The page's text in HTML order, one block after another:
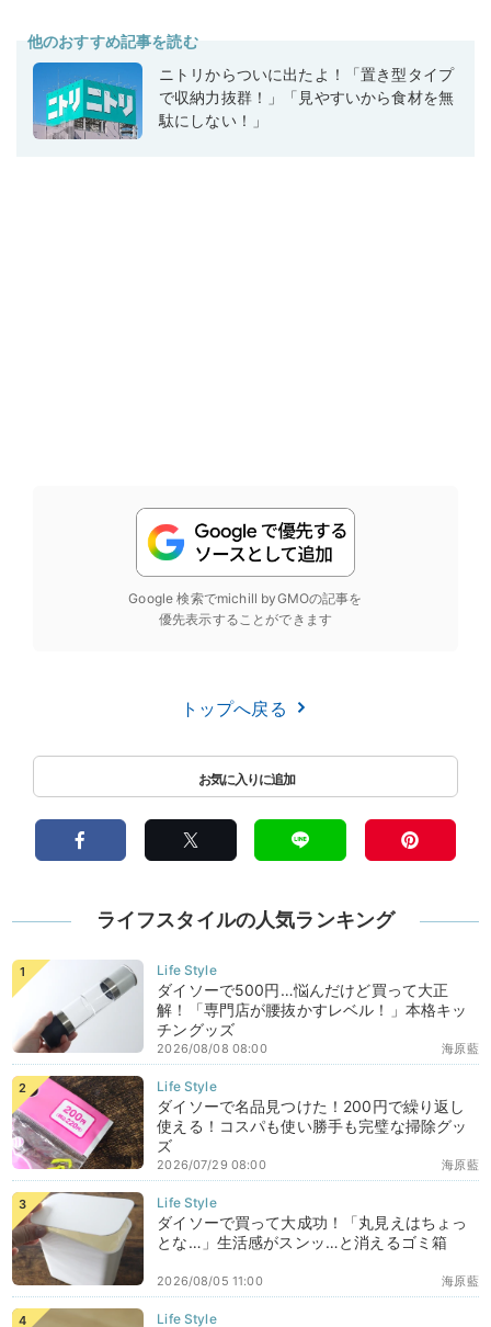
他のおすすめ記事を読む
ニトリからついに出たよ！「置き型タイプ
で収納力抜群！」「見やすいから食材を無
駄にしない！」
Google 検索でmichill byGMOの記事を
優先表示することができます
トップへ戻る
ライフスタイルの人気ランキング
ダイソーで500円…悩んだけど買って大正
解！「専門店が腰抜かすレベル！」本格キッ
チングッズ
海原藍
2026/08/08 08:00
ダイソーで名品見つけた！200円で繰り返し
使える！コスパも使い勝手も完璧な掃除グッ
ズ
海原藍
2026/07/29 08:00
ダイソーで買って大成功！「丸見えはちょっ
とな…」生活感がスンッ…と消えるゴミ箱
海原藍
2026/08/05 11:00